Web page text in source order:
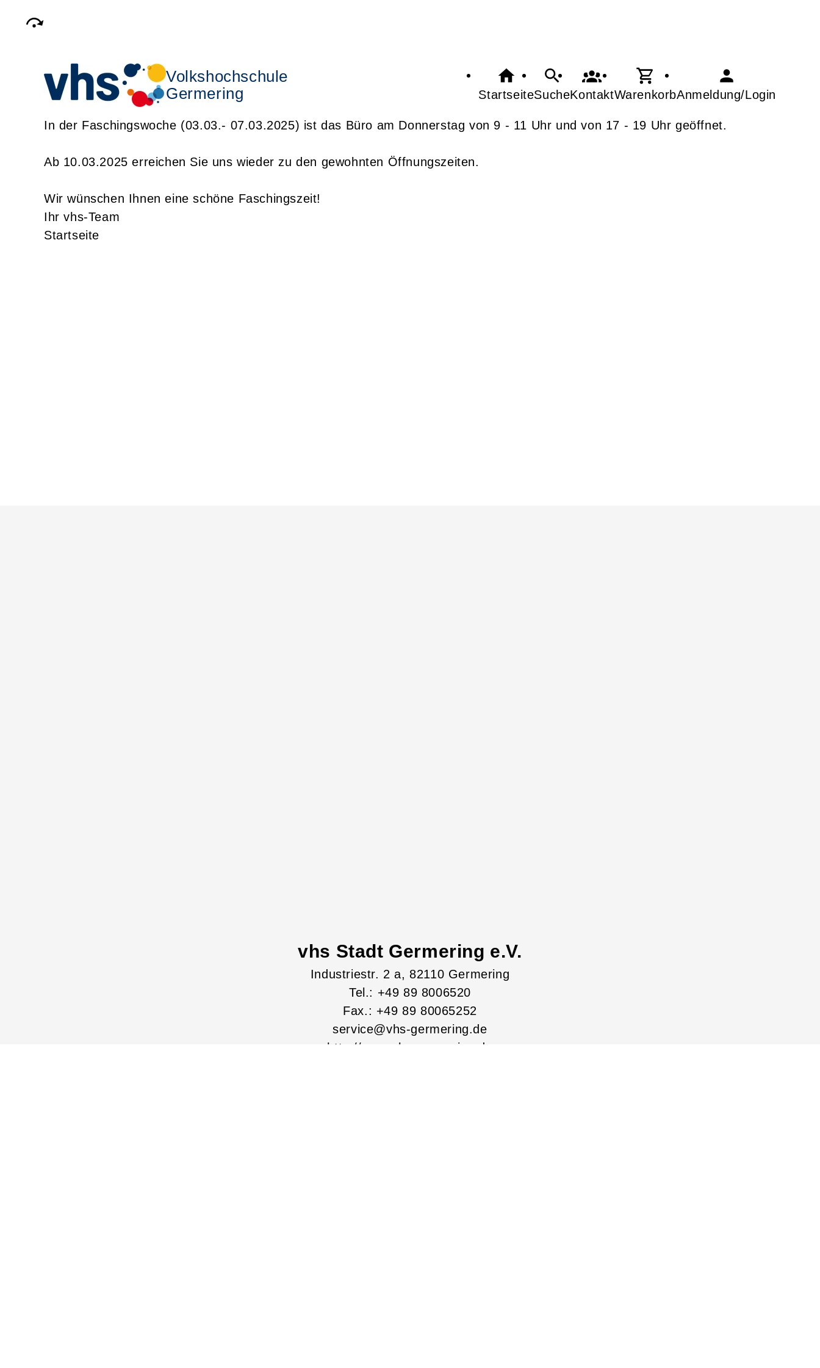
Volkshochschule
Germering
StartseiteSucheKontaktWarenkorbAnmeldung/Login
In der Faschingswoche (03.03.- 07.03.2025) ist das Büro am Donnerstag von 9 - 11 Uhr und von 17 - 19 Uhr geöffnet.
Ab 10.03.2025 erreichen Sie uns wieder zu den gewohnten Öffnungszeiten.
Wir wünschen Ihnen eine schöne Faschingszeit!
Ihr vhs-Team
Startseite
vhs Stadt Germering e.V.
Industriestr. 2 a, 82110 Germering
Tel.: +49 89 8006520
Fax.: +49 89 80065252
service@vhs-germering.de
http://www.vhs-germering.de